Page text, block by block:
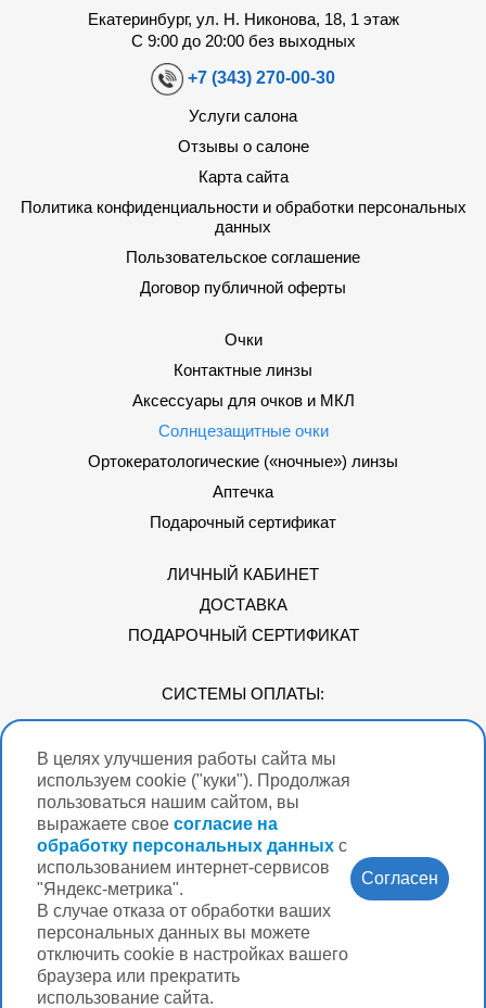
В целях улучшения работы сайта мы
используем cookie ("куки"). Продолжая
пользоваться нашим сайтом, вы
выражаете свое согласие на
обработку персональных данных с
использованием интернет-сервисов
"Яндекс-метрика".
В случае отказа от обработки ваших
персональных данных вы можете
отключить cookie в настройках вашего
браузера или прекратить
использование сайта.
Согласен
Екатеринбург, ул. Н. Никонова, 18, 1 этаж
С 9:00 до 20:00 без выходных
+7 (343) 270-00-30
Услуги салона
Отзывы о салоне
Карта сайта
Политика конфиденциальности и обработки персональных
данных
Пользовательское соглашение
Договор публичной оферты
Очки
Контактные линзы
Аксессуары для очков и МКЛ
Солнцезащитные очки
Ортокератологические («ночные») линзы
Аптечка
Подарочный сертификат
ЛИЧНЫЙ КАБИНЕТ
ДОСТАВКА
ПОДАРОЧНЫЙ СЕРТИФИКАТ
СИСТЕМЫ ОПЛАТЫ:
Мы в соцсетях
Версия для
Нужна помощь?
Разработка интернет-магазина Вебформат